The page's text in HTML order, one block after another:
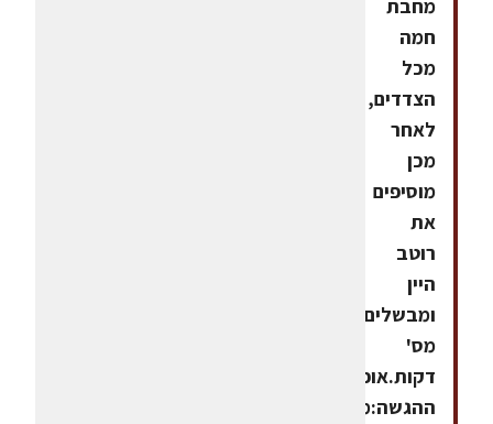
מחבת
חמה
מכל
הצדדים,
לאחר
מכן
מוסיפים
את
רוטב
היין
ומבשלים
מס'
דקות.אופן
ההגשה:מומלץ